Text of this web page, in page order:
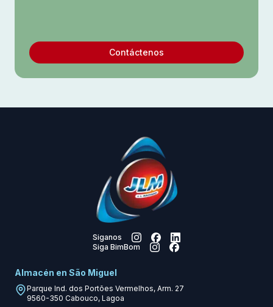
Contáctenos
Siganos
Siga BimBom
Almacén en São Miguel
Parque Ind. dos Portões Vermelhos, Arm. 27
9560-350 Cabouco, Lagoa